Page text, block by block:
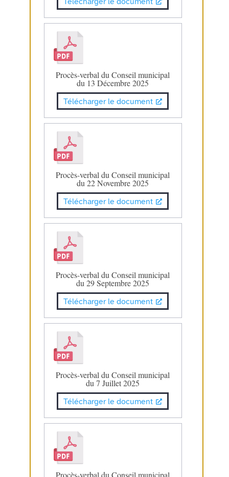
Procès-verbal du Conseil municipal
du 13 Décembre 2025
Télécharger le document
Procès-verbal du Conseil municipal
du 22 Novembre 2025
Télécharger le document
Procès-verbal du Conseil municipal
du 29 Septembre 2025
Télécharger le document
Procès-verbal du Conseil municipal
du 7 Juillet 2025
Télécharger le document
Procès-verbal du Conseil municipal